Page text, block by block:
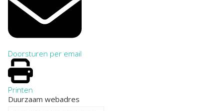
Doorsturen per email
Printen
Duurzaam webadres